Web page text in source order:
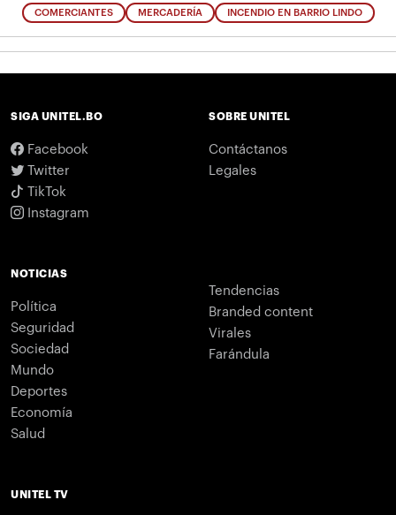
COMERCIANTES MERCADERÍA INCENDIO EN BARRIO LINDO
SIGA UNITEL.BO
Facebook
Twitter
TikTok
Instagram
SOBRE UNITEL
Contáctanos
Legales
NOTICIAS
Política
Seguridad
Sociedad
Mundo
Deportes
Economía
Salud
Tendencias
Branded content
Virales
Farándula
UNITEL TV